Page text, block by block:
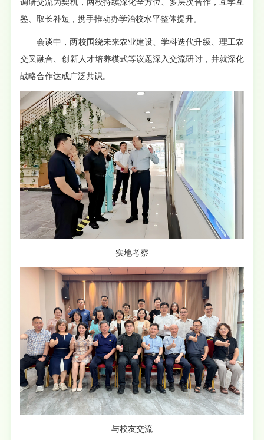
调研交流为契机，两校持续深化全方位、多层次合作，互学互
鉴、取长补短，携手推动办学治校水平整体提升。
会谈中，两校围绕未来农业建设、学科迭代升级、理工农
交叉融合、创新人才培养模式等议题深入交流研讨，并就深化
战略合作达成广泛共识。
实地考察
与校友交流